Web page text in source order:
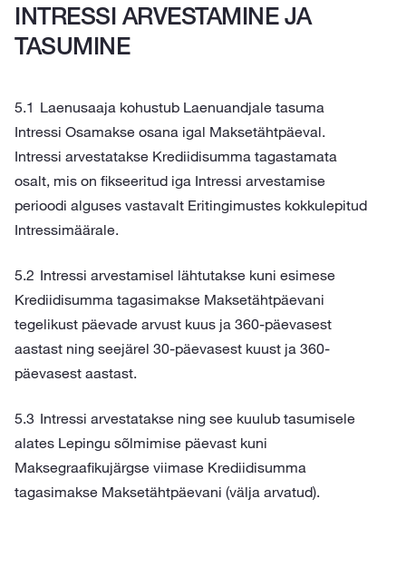
INTRESSI ARVESTAMINE JA
TASUMINE
Laenusaaja kohustub Laenuandjale tasuma
Intressi Osamakse osana igal Maksetähtpäeval.
Intressi arvestatakse Krediidisumma tagastamata
osalt, mis on fikseeritud iga Intressi arvestamise
perioodi alguses vastavalt Eritingimustes kokkulepitud
Intressimäärale.
Intressi arvestamisel lähtutakse kuni esimese
Krediidisumma tagasimakse Maksetähtpäevani
tegelikust päevade arvust kuus ja 360-päevasest
aastast ning seejärel 30-päevasest kuust ja 360-
päevasest aastast.
Intressi arvestatakse ning see kuulub tasumisele
alates Lepingu sõlmimise päevast kuni
Maksegraafikujärgse viimase Krediidisumma
tagasimakse Maksetähtpäevani (välja arvatud).